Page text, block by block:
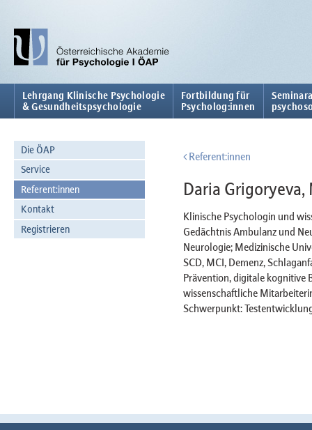
Lehrgang Klinische Psychologie
& Gesundheitspsychologie
Fortbildung für
Psycholog:innen
Die ÖAP
Service
Referent:innen
Kontakt
Registrieren
Referent:innen
Daria Grigoryeva,
Klinische Psychologin und
Gedächtnis Ambulanz und
Neurologie; Medizinische
SCD, MCI, Demenz,
Prävention, digitale kognitive
wissenschaftliche
Schwerpunkt: